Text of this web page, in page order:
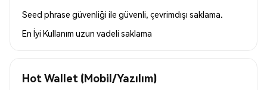
Seed phrase güvenliği ile güvenli, çevrimdışı saklama.
En İyi Kullanım uzun vadeli saklama
Hot Wallet (Mobil/Yazılım)